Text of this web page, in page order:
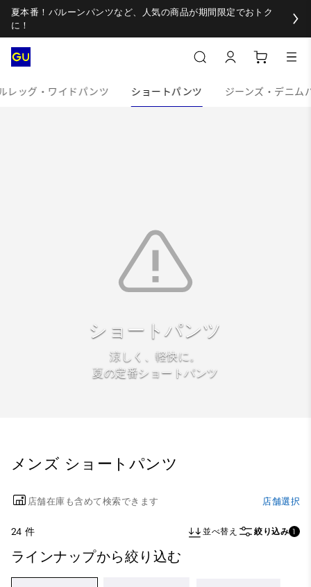
夏本番！バルーンパンツなど、人気の商品が期間限定でおトク
に！
レッグ・ワイドパンツ ショートパンツ ジーンズ・デニム
ショートパンツ
涼しく、軽快に。
夏の定番ショートパンツ
メンズ ショートパンツ
店舗在庫も含めて検索できます 店舗選択
24 件 並べ替え 絞り込み 1
ラインナップから絞り込む